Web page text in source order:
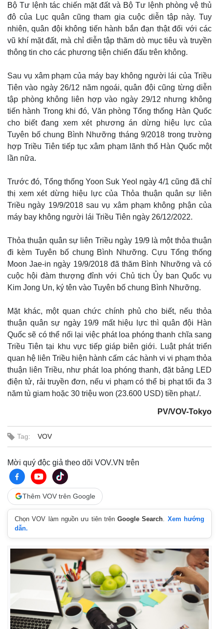
Thế giới
Quan sát
Cuộc sống đó đây
Multimedia
Video
Ảnh
E-Magazine
Bộ Tư lệnh tác chiến mặt đất và Bộ Tư lệnh phòng vệ thủ
đô của Lục quân cũng tham gia cuộc diễn tập này. Tuy
nhiên, quân đội không tiến hành bắn đạn thật đối với các
vũ khí mặt đất, mà chỉ diễn tập thăm dò mục tiêu và truyền
thông tin cho các phương tiện chiến đấu trên không.
Sau vụ xâm phạm của máy bay không người lái của Triều
Tiên vào ngày 26/12 năm ngoái, quân đội cũng từng diễn
tập phòng không liên hợp vào ngày 29/12 nhưng không
tiến hành Trong khi đó, Văn phòng Tổng thống Hàn Quốc
cho biết đang xem xét phương án dừng hiệu lực của
Tuyên bố chung Bình Nhưỡng tháng 9/2018 trong trường
hợp Triều Tiên tiếp tục xâm phạm lãnh thổ Hàn Quốc một
lần nữa.
Trước đó, Tổng thống Yoon Suk Yeol ngày 4/1 cũng đã chỉ
thị xem xét dừng hiệu lực của Thỏa thuận quân sự liên
Triều ngày 19/9/2018 sau vụ xâm phạm không phận của
máy bay không người lái Triều Tiên ngày 26/12/2022.
Thỏa thuận quân sự liên Triều ngày 19/9 là một thỏa thuận
đi kèm Tuyên bố chung Bình Nhưỡng. Cựu Tổng thống
Moon Jae-in ngày 19/9/2018 đã thăm Bình Nhưỡng và có
cuộc hội đàm thượng đỉnh với Chủ tịch Ủy ban Quốc vụ
Kim Jong Un, ký tên vào Tuyên bố chung Bình Nhưỡng.
Mặt khác, một quan chức chính phủ cho biết, nếu thỏa
thuận quân sự ngày 19/9 mất hiệu lực thì quân đội Hàn
Quốc sẽ có thể nối lại việc phát loa phóng thanh chĩa sang
Triều Tiên tại khu vực tiếp giáp biên giới. Luật phát triển
quan hệ liên Triều hiện hành cấm các hành vi vi phạm thỏa
thuận liên Triều, như phát loa phóng thanh, đặt bảng LED
điện tử, rải truyền đơn, nếu vi phạm có thể bị phạt tối đa 3
năm tù giam hoặc 30 triệu won (23.600 USD) tiền phạt./.
PV/VOV-Tokyo
Tag: VOV
Mời quý độc giả theo dõi VOV.VN trên
Thêm VOV trên Google
Chọn VOV làm nguồn ưu tiên trênGoogle Search
Xem hướng
dẫn.